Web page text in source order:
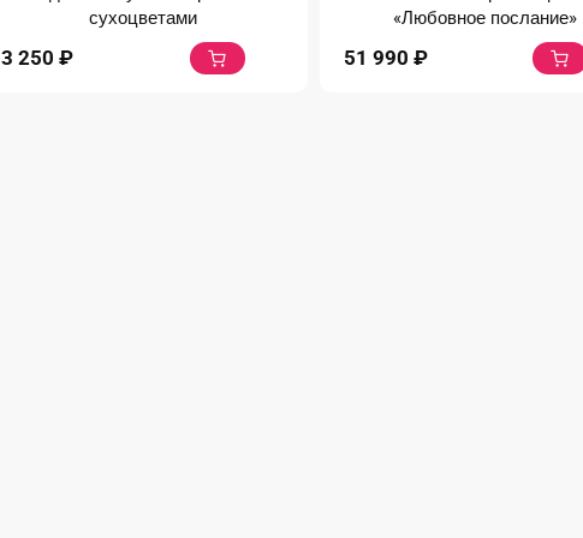
сухоцветами
3 250 ₽
«Любовное послание»
51 990 ₽